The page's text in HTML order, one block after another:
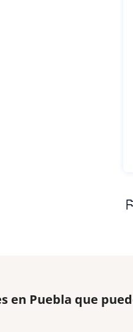
en Puebla que